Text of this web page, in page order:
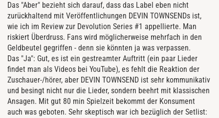
Das "Aber" bezieht sich darauf, dass das Label eben nicht
zurückhaltend mit Veröffentlichungen DEVIN TOWNSENDs ist,
wie ich im Review zur Devolution Series #1 appellierte. Man
riskiert Überdruss. Fans wird möglicherweise mehrfach in den
Geldbeutel gegriffen - denn sie könnten ja was verpassen.
Das "Ja": Gut, es ist ein gestreamter Auftritt (ein paar Lieder
findet man als Videos bei YouTube), es fehlt die Reaktion der
Zuschauer-/hörer, aber DEVIN TOWNSEND ist sehr kommunikativ
und besingt nicht nur die Lieder, sondern beehrt mit klassischen
Ansagen. Mit gut 80 min Spielzeit bekommt der Konsument
auch was geboten. Sehr skeptisch war ich bezüglich der Setlist: